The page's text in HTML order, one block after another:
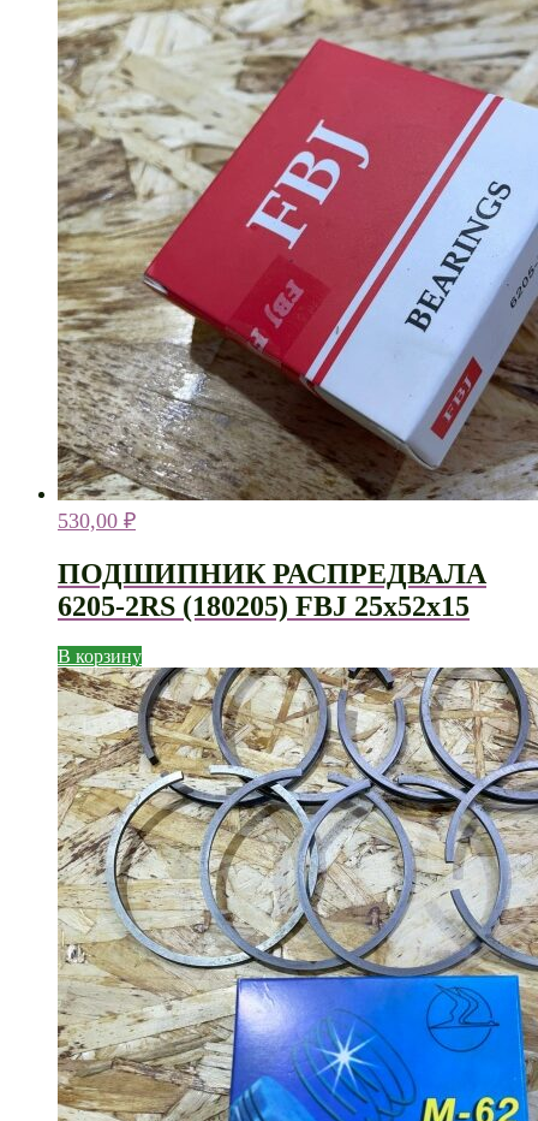
530,00 ₽
ПОДШИПНИК РАСПРЕДВАЛА
6205-2RS (180205) FBJ 25х52х15
В корзину